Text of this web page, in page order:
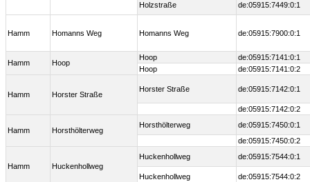
Holzstraße de:05915:7449:0:1
Hamm Homanns Weg Homanns Weg de:05915:7900:0:1
Hamm Hoop
Hoop
de:05915:7141:0:1
Hoop
de:05915:7141:0:2
Hamm Horster Straße
Horster Straße de:05915:7142:0:1
de:05915:7142:0:2
Hamm Horsthölterweg
Horsthölterweg
de:05915:7450:0:1
de:05915:7450:0:2
Hamm Huckenhollweg
Huckenhollweg de:05915:7544:0:1
Huckenhollweg de:05915:7544:0:2